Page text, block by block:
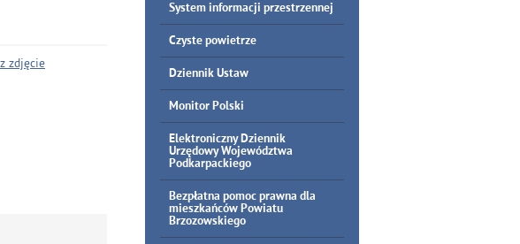
System informacji przestrzennej
Czyste powietrze
Dziennik Ustaw
Monitor Polski
Elektroniczny Dziennik
Urzędowy Województwa
Podkarpackiego
Bezpłatna pomoc prawna dla
mieszkańców Powiatu
Brzozowskiego